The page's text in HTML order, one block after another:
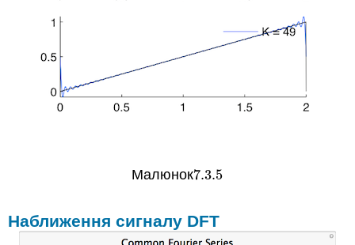
Малюнок7.3.5
7.3.5
Наближення сигналу DFT